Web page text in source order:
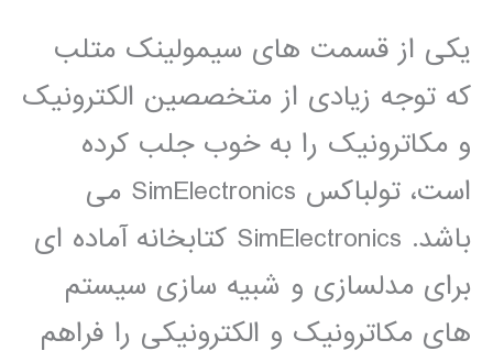
یکی از قسمت های سیمولینک متلب
که توجه زیادی از متخصصین الکترونیک
و مکاترونیک را به خوب جلب کرده
است، تولباکس SimElectronics می
باشد. SimElectronics کتابخانه آماده ای
برای مدلسازی و شبیه سازی سیستم
های مکاترونیک و الکترونیکی را فراهم